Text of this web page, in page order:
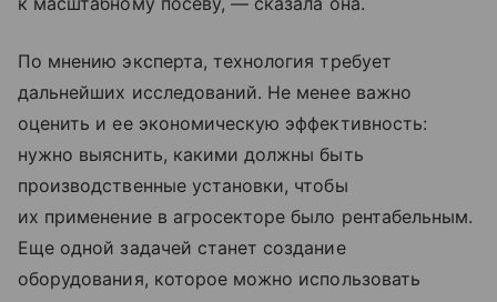
По мнению эксперта, технология требует
дальнейших исследований. Не менее важно
оценить и ее экономическую эффективность:
нужно выяснить, какими должны быть
производственные установки, чтобы
их применение в агросекторе было рентабельным.
Еще одной задачей станет создание
оборудования, которое можно использовать